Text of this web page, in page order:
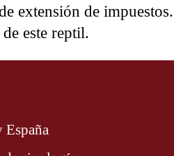
extensión de
este reptil.